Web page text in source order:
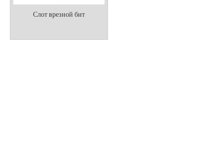
Слот врезной бит